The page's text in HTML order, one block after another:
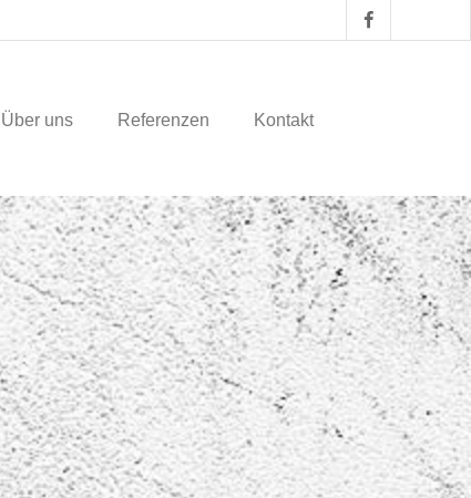
Über uns Referenzen Kontakt